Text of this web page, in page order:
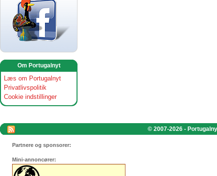
Om Portugalnyt
Læs om Portugalnyt
Privatlivspolitik
Cookie indstillinger
© 2007-2026 -
Partnere og sponsorer:
Mini-annoncører: